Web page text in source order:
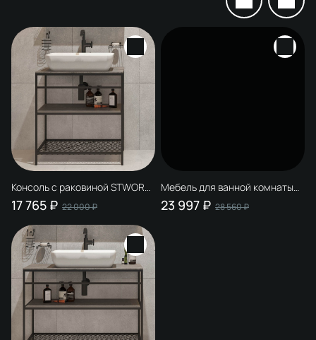
Консоль с раковиной STWORKI
Нюборг 70 напольная, с
раковиной
17 765 ₽ 22 000 ₽
Мебель для ванной комнаты
STWORKI Нюборг 70 с
зеркалом, в стиле лофт,
23 997 ₽ 28 560 ₽